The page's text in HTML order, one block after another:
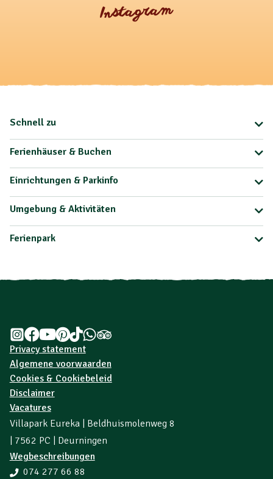
Instagram
Schnell zu
Ferienhäuser & Buchen
Einrichtungen & Parkinfo
Umgebung & Aktivitäten
Ferienpark
Privacy statement
Algemene voorwaarden
Cookies & Cookiebeleid
Disclaimer
Vacatures
Villapark Eureka | Beldhuismolenweg 8
| 7562 PC | Deurningen
Wegbeschreibungen
074 277 66 88